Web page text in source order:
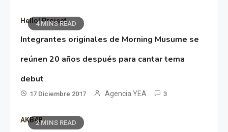
4 MINS READ
Hello! Project
Integrantes originales de Morning Musume se
reúnen 20 años después para cantar tema
debut
17 Diciembre 2017 Agencia YEA 3
2 MINS READ
AKB48